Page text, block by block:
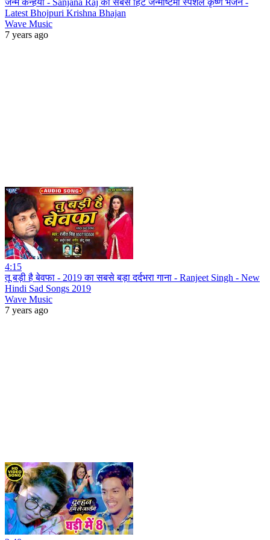
जन्मे कन्हैया - Sanjana Raj का सबसे हिट जन्माष्टमी स्पेशल कृष्ण भजन -
Latest Bhojpuri Krishna Bhajan
Wave Music
7 years ago
4:15
तू बड़ी है बेवफा - 2019 का सबसे बड़ा दर्दभरा गाना - Ranjeet Singh - New
Hindi Sad Songs 2019
Wave Music
7 years ago